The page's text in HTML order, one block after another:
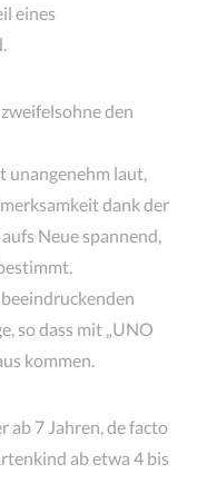
eines
den
unangenehm laut,
dank der
Neue spannend,
so dass mit „UNO
kommen.
ab 7 Jahren, de facto
ab etwa 4 bis